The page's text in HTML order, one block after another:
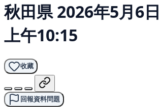
秋田県 2026年5月6日
上午10:15
收藏
回報資料問題